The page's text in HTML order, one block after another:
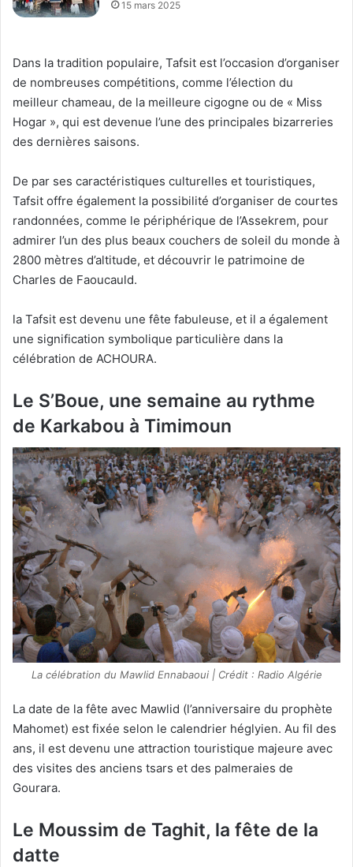
15 mars 2025
Dans la tradition populaire, Tafsit est l’occasion d’organiser
de nombreuses compétitions, comme l’élection du
meilleur chameau, de la meilleure cigogne ou de « Miss
Hogar », qui est devenue l’une des principales bizarreries
des dernières saisons.
De par ses caractéristiques culturelles et touristiques,
Tafsit offre également la possibilité d’organiser de courtes
randonnées, comme le périphérique de l’Assekrem, pour
admirer l’un des plus beaux couchers de soleil du monde à
2800 mètres d’altitude, et découvrir le patrimoine de
Charles de Faoucauld.
la Tafsit est devenu une fête fabuleuse, et il a également
une signification symbolique particulière dans la
célébration de ACHOURA.
Le S’Boue, une semaine au rythme
de Karkabou à Timimoun
La célébration du Mawlid Ennabaoui | Crédit : Radio Algérie
La date de la fête avec Mawlid (l’anniversaire du prophète
Mahomet) est fixée selon le calendrier héglyien. Au fil des
ans, il est devenu une attraction touristique majeure avec
des visites des anciens tsars et des palmeraies de
Gourara.
Le Moussim de Taghit, la fête de la
datte